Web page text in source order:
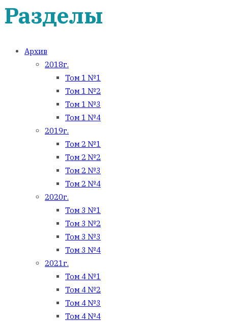
Разделы
Архив
2018г.
Том 1 №1
Том 1 №2
Том 1 №3
Том 1 №4
2019г.
Том 2 №1
Том 2 №2
Том 2 №3
Том 2 №4
2020г.
Том 3 №1
Том 3 №2
Том 3 №3
Том 3 №4
2021г.
Том 4 №1
Том 4 №2
Том 4 №3
Том 4 №4